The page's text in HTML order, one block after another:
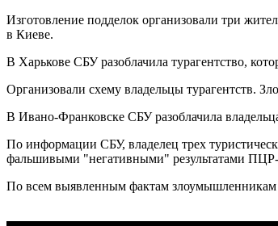
Изготовление подделок организовали три
в Киеве.
В Харькове СБУ разоблачила турагентство,
Организовали схему владельцы турагентств.
В Ивано-Франковске СБУ разоблачила
По информации СБУ, владелец трех
фальшивыми "негативными" результатами ПЦР-
По всем выявленным фактам злоумышленникам